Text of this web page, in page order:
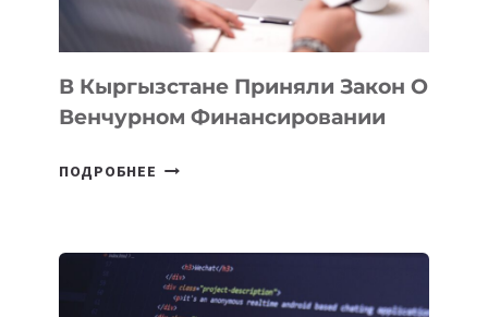
FORUM
В Кыргызстане Приняли Закон О
Венчурном Финансировании
ПОДРОБНЕЕ
О
ВЕНЧУРНОМ